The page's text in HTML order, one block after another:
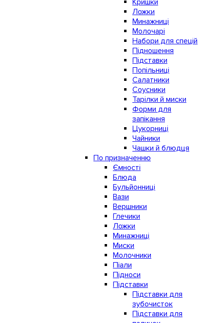
Кришки
Ложки
Минажниці
Молочарі
Набори для спецій
Підношення
Підставки
Попільниці
Салатники
Соусники
Тарілки й миски
Форми для
запікання
Цукорниці
Чайники
Чашки й блюдця
По призначенню
Ємності
Блюда
Бульйонниці
Вази
Вершники
Глечики
Ложки
Минажниці
Миски
Молочники
Піали
Підноси
Підставки
Підставки для
зубочисток
Підставки для